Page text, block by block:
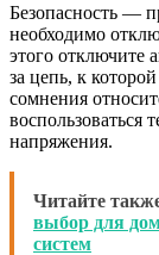
Безопасность —
необходимо
этого отключите
за цепь, к
сомнения
воспользоваться
напряжения.
Читайте
выбор для
систем